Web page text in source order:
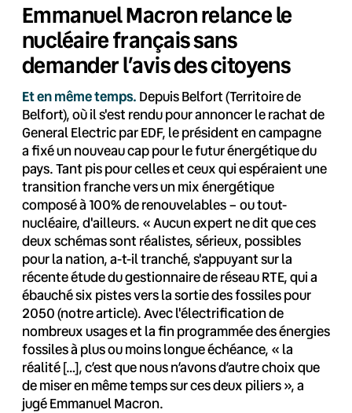
Emmanuel Macron relance le
nucléaire français sans
demander l’avis des citoyens
Et en même temps. Depuis Belfort (Territoire de
Belfort), où il s'est rendu pour annoncer le rachat de
General Electric par EDF, le président en campagne
a fixé un nouveau cap pour le futur énergétique du
pays. Tant pis pour celles et ceux qui espéraient une
transition franche vers un mix énergétique
composé à 100% de renouvelables – ou tout-
nucléaire, d'ailleurs. « Aucun expert ne dit que ces
deux schémas sont réalistes, sérieux, possibles
pour la nation, a-t-il tranché, s'appuyant sur la
récente étude du gestionnaire de réseau RTE, qui a
ébauché six pistes vers la sortie des fossiles pour
2050 (notre article). Avec l'électrification de
nombreux usages et la fin programmée des énergies
fossiles à plus ou moins longue échéance, « la
réalité […], c’est que nous n’avons d’autre choix que
de miser en même temps sur ces deux piliers », a
jugé Emmanuel Macron.